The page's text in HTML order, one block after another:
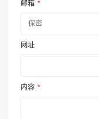
邮箱 *
网址
内容 *